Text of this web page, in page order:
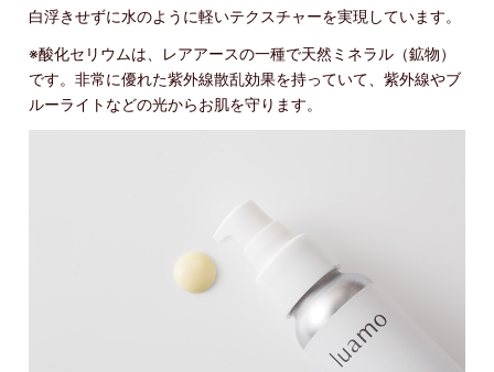
白浮きせずに水のように軽いテクスチャーを実現しています。
※酸化セリウムは、レアアースの一種で天然ミネラル（鉱物）
です。非常に優れた紫外線散乱効果を持っていて、紫外線やブ
ルーライトなどの光からお肌を守ります。